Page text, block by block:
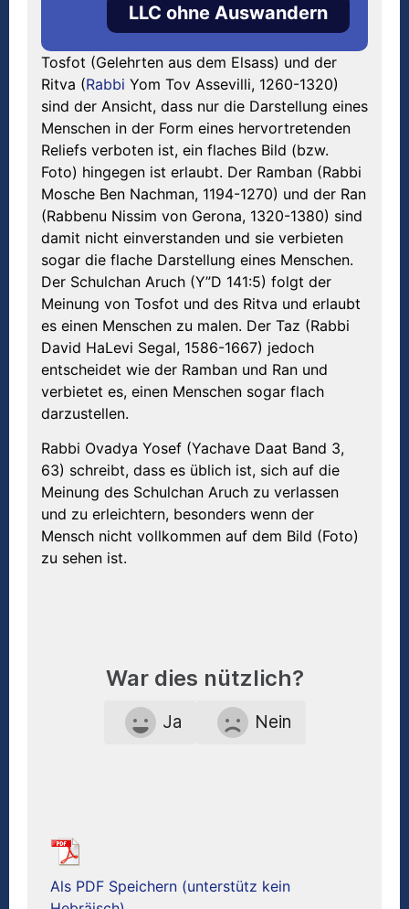
LLC ohne Auswandern
Tosfot (Gelehrten aus dem Elsass) und der
Ritva (Rabbi Yom Tov Assevilli, 1260-1320)
sind der Ansicht, dass nur die Darstellung eines
Menschen in der Form eines hervortretenden
Reliefs verboten ist, ein flaches Bild (bzw.
Foto) hingegen ist erlaubt. Der Ramban (Rabbi
Mosche Ben Nachman, 1194-1270) und der Ran
(Rabbenu Nissim von Gerona, 1320-1380) sind
damit nicht einverstanden und sie verbieten
sogar die flache Darstellung eines Menschen.
Der Schulchan Aruch (Y”D 141:5) folgt der
Meinung von Tosfot und des Ritva und erlaubt
es einen Menschen zu malen. Der Taz (Rabbi
David HaLevi Segal, 1586-1667) jedoch
entscheidet wie der Ramban und Ran und
verbietet es, einen Menschen sogar flach
darzustellen.
Rabbi Ovadya Yosef (Yachave Daat Band 3,
63) schreibt, dass es üblich ist, sich auf die
Meinung des Schulchan Aruch zu verlassen
und zu erleichtern, besonders wenn der
Mensch nicht vollkommen auf dem Bild (Foto)
zu sehen ist.
War dies nützlich?
Ja Nein
Als PDF Speichern (unterstütz kein